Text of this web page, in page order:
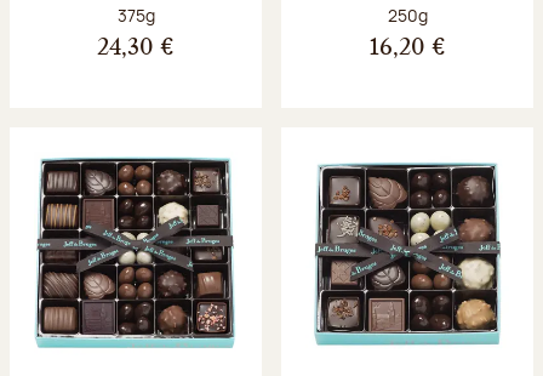
Poids net :
375g
24,30 €
Poids net :
250g
16,20 €